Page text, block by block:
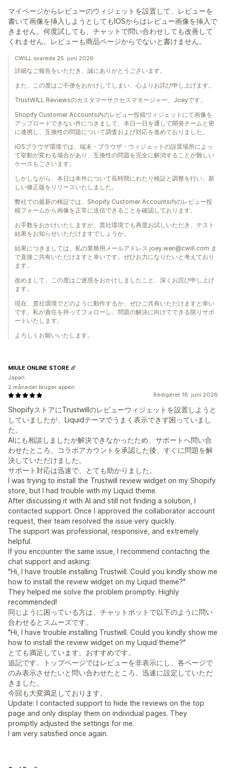
マイページからレビューのウィジェットを設置して、レビューを
書いて画像を挿入しようとしてもIOSからはレビュー画像を挿入で
きません。何度試しても、チャットで問い合わせしても改善して
くれません。レビューも商品ページからでないと書けません。
CWILL svarede 25. juni 2026
詳細なご報告をいただき、誠にありがとうございます。
また、この度はご不便をおかけしてしまい、心よりお詫び申し上げます。
TrustWILL Reviewsのカスタマーサクセスマネージャー、Joeyです。
Shopify Customer Accounts内のレビュー投稿ウィジェットにて画像を
アップロードできない件につきまして、本日一日を通して開発チームと密
に連携し、互換性の問題について調査および対応を進めておりました。
iOSブラウザ環境では、端末・ブラウザ・ウィジェットの設置場所によっ
て挙動が変わる場合があり、互換性の問題を完全に解消することが難しい
ケースもございます。
しかしながら、本日は本件について長時間にわたり検証と調整を行い、新
しい修正版をリリースいたしました。
弊社での最新の検証では、Shopify Customer Accounts内のレビュー投
稿フォームから画像を正常に送信できることを確認しております。
お手数をおかけいたしますが、貴社環境でも再度お試しいただき、テスト
結果をお知らせいただけますでしょうか。
結果につきましては、私の業務用メールアドレス joey.wen@cwill.com ま
で直接ご共有いただけますと幸いです。ぜひお力になりたいと考えており
ます。
改めまして、この度はご迷惑をおかけしましたこと、深くお詫び申し上げ
ます。
現在、貴社環境でどのように動作するか、ぜひご共有いただけますと幸い
です。私が責任を持ってフォローし、問題の解決に向けてできる限りサポ
ートいたします。
よろしくお願いいたします。
Redigeret 18. juni 2026
ShopifyストアにTrustwillのレビューウィジェットを設置しようと
していましたが、Liquidテーマでうまく表示できず困っていまし
た。
AIにも相談しましたが解決できなかったため、サポートへ問い合
わせたところ、コラボアカウントを承認した後、すぐに問題を解
決していただけました。
サポート対応は迅速で、とても助かりました。
I was trying to install the Trustwill review widget on my Shopify
store, but I had trouble with my Liquid theme.
After discussing it with AI and still not finding a solution, I
contacted support. Once I approved the collaborator account
request, their team resolved the issue very quickly.
The support was professional, responsive, and extremely
helpful.
If you encounter the same issue, I recommend contacting the
chat support and asking:
"Hi, I have trouble installing Trustwill. Could you kindly show me
how to install the review widget on my Liquid theme?"
They helped me solve the problem promptly. Highly
recommended!
同じように困っている方は、チャットボットで以下のように問い
合わせるとスムーズです。
"Hi, I have trouble installing Trustwill. Could you kindly show me
how to install the review widget on my Liquid theme?"
とても満足しています。おすすめです。
追記です。トップページではレビューを非表示にし、各ページで
のみ表示させたいと問い合わせたところ、迅速に設定していただ
きました。
今回も大変満足しております。
Update: I contacted support to hide the reviews on the top
page and only display them on individual pages. They
promptly adjusted the settings for me.
I am very satisfied once again.
MIULE ONLINE STORE
Japan
2 måneder bruger appen